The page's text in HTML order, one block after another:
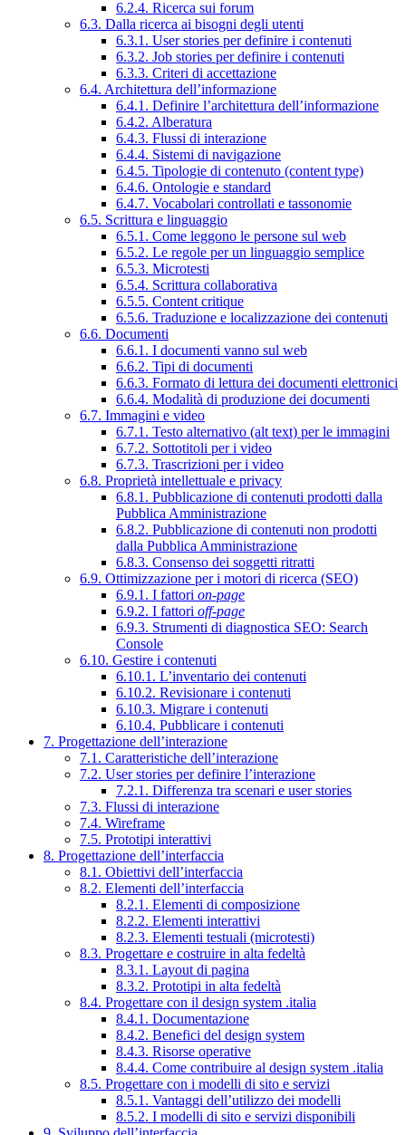
6.2.4. Ricerca sui forum
6.3. Dalla ricerca ai bisogni degli utenti
6.3.1. User stories per definire i contenuti
6.3.2. Job stories per definire i contenuti
6.3.3. Criteri di accettazione
6.4. Architettura dell’informazione
6.4.1. Definire l’architettura dell’informazione
6.4.2. Alberatura
6.4.3. Flussi di interazione
6.4.4. Sistemi di navigazione
6.4.5. Tipologie di contenuto (content type)
6.4.6. Ontologie e standard
6.4.7. Vocabolari controllati e tassonomie
6.5. Scrittura e linguaggio
6.5.1. Come leggono le persone sul web
6.5.2. Le regole per un linguaggio semplice
6.5.3. Microtesti
6.5.4. Scrittura collaborativa
6.5.5. Content critique
6.5.6. Traduzione e localizzazione dei contenuti
6.6. Documenti
6.6.1. I documenti vanno sul web
6.6.2. Tipi di documenti
6.6.3. Formato di lettura dei documenti elettronici
6.6.4. Modalità di produzione dei documenti
6.7. Immagini e video
6.7.1. Testo alternativo (alt text) per le immagini
6.7.2. Sottotitoli per i video
6.7.3. Trascrizioni per i video
6.8. Proprietà intellettuale e privacy
6.8.1. Pubblicazione di contenuti prodotti dalla
Pubblica Amministrazione
6.8.2. Pubblicazione di contenuti non prodotti
dalla Pubblica Amministrazione
6.8.3. Consenso dei soggetti ritratti
6.9. Ottimizzazione per i motori di ricerca (SEO)
6.9.1. I fattori on-page
6.9.2. I fattori off-page
6.9.3. Strumenti di diagnostica SEO: Search
Console
6.10. Gestire i contenuti
6.10.1. L’inventario dei contenuti
6.10.2. Revisionare i contenuti
6.10.3. Migrare i contenuti
6.10.4. Pubblicare i contenuti
7. Progettazione dell’interazione
7.1. Caratteristiche dell’interazione
7.2. User stories per definire l’interazione
7.2.1. Differenza tra scenari e user stories
7.3. Flussi di interazione
7.4. Wireframe
7.5. Prototipi interattivi
8. Progettazione dell’interfaccia
8.1. Obiettivi dell’interfaccia
8.2. Elementi dell’interfaccia
8.2.1. Elementi di composizione
8.2.2. Elementi interattivi
8.2.3. Elementi testuali (microtesti)
8.3. Progettare e costruire in alta fedeltà
8.3.1. Layout di pagina
8.3.2. Prototipi in alta fedeltà
8.4. Progettare con il design system .italia
8.4.1. Documentazione
8.4.2. Benefici del design system
8.4.3. Risorse operative
8.4.4. Come contribuire al design system .italia
8.5. Progettare con i modelli di sito e servizi
8.5.1. Vantaggi dell’utilizzo dei modelli
8.5.2. I modelli di sito e servizi disponibili